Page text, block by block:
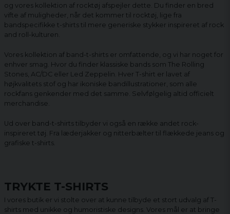
og vores kollektion af rocktøj afspejler dette. Du finder en bred
vifte af muligheder, når det kommer til rocktøj, lige fra
bandspecifikke t-shirts til mere generiske stykker inspireret af rock
and roll-kulturen.
Vores kollektion af band-t-shirts er omfattende, og vi har noget for
enhver smag. Hvor du finder klassiske bands som The Rolling
Stones, AC/DC eller Led Zeppelin. Hver T-shirt er lavet af
højkvalitets stof og har ikoniske bandillustrationer, som alle
rockfans genkender med det samme. Selvfølgelig altid officielt
merchandise.
Ud over band-t-shirts tilbyder vi også en række andet rock-
inspireret tøj. Fra læderjakker og nitterbælter til flækkede jeans og
grafiske t-shirts.
TRYKTE T-SHIRTS
I vores butik er vi stolte over at kunne tilbyde et stort udvalg af T-
shirts med unikke og humoristiske designs. Vores mål er at bringe